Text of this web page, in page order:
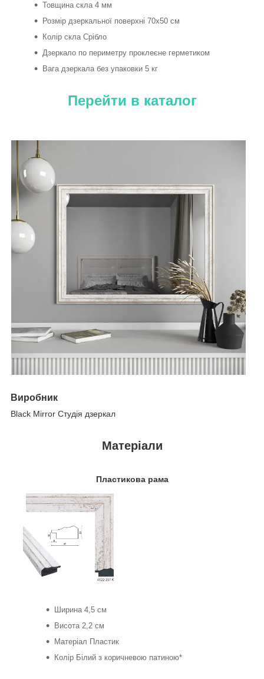
Товщина скла 4 мм
Розмір дзеркальної поверхні 70х50 см
Колір скла Срібло
Дзеркало по периметру проклеєне герметиком
Вага дзеркала без упаковки 5 кг
Перейти в каталог
Виробник
Black Mirror Студія дзеркал
Матеріали
Пластикова рама
Ширина 4,5 см
Висота 2,2 см
Матеріал Пластик
Колір Білий з коричневою патиною*